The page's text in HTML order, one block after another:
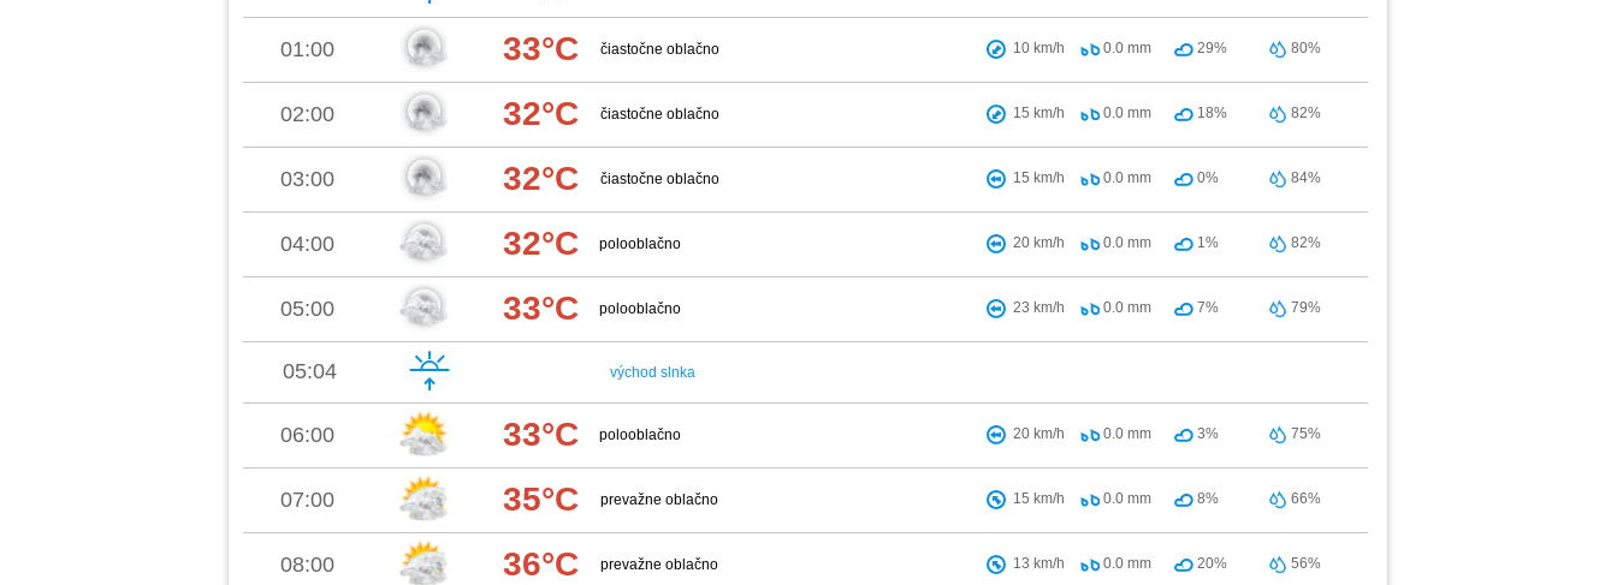
01:00 33°C čiastočne oblačno 10 km/h 0.0 mm 29% 80%
02:00 32°C čiastočne oblačno 15 km/h 0.0 mm 18% 82%
03:00 32°C čiastočne oblačno 15 km/h 0.0 mm 0% 84%
04:00 32°C polooblačno 20 km/h 0.0 mm 1% 82%
05:00 33°C polooblačno 23 km/h 0.0 mm 7% 79%
05:04 východ slnka
06:00 33°C polooblačno 20 km/h 0.0 mm 3% 75%
07:00 35°C prevažne oblačno 15 km/h 0.0 mm 8% 66%
08:00 36°C prevažne oblačno 13 km/h 0.0 mm 20% 56%